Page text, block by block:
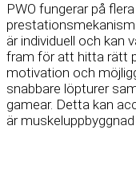
PWO fungerar på
är individuell och kan
fram för att hitta rätt
motivation och
snabbare löpturer
gamear. Detta kan
är